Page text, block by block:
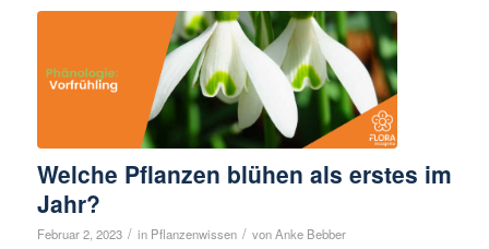
Welche Pflanzen blühen als erstes im
Jahr?
Februar 2, 2023 / in Pflanzenwissen / vonAnke Bebber